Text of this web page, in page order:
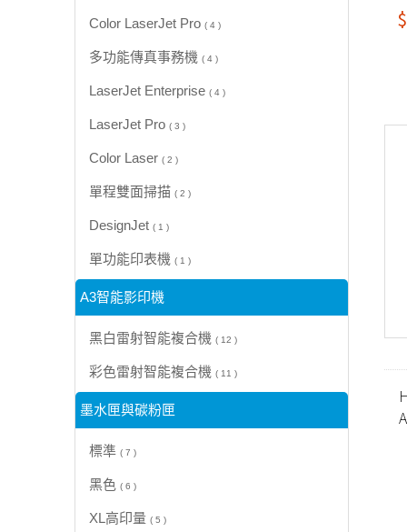
Color LaserJet Pro ( 4 )
多功能傳真事務機 ( 4 )
LaserJet Enterprise ( 4 )
LaserJet Pro ( 3 )
Color Laser ( 2 )
單程雙面掃描 ( 2 )
DesignJet ( 1 )
單功能印表機 ( 1 )
A3智能影印機
黑白雷射智能複合機 ( 12 )
彩色雷射智能複合機 ( 11 )
墨水匣與碳粉匣
標準 ( 7 )
黑色 ( 6 )
XL高印量 ( 5 )